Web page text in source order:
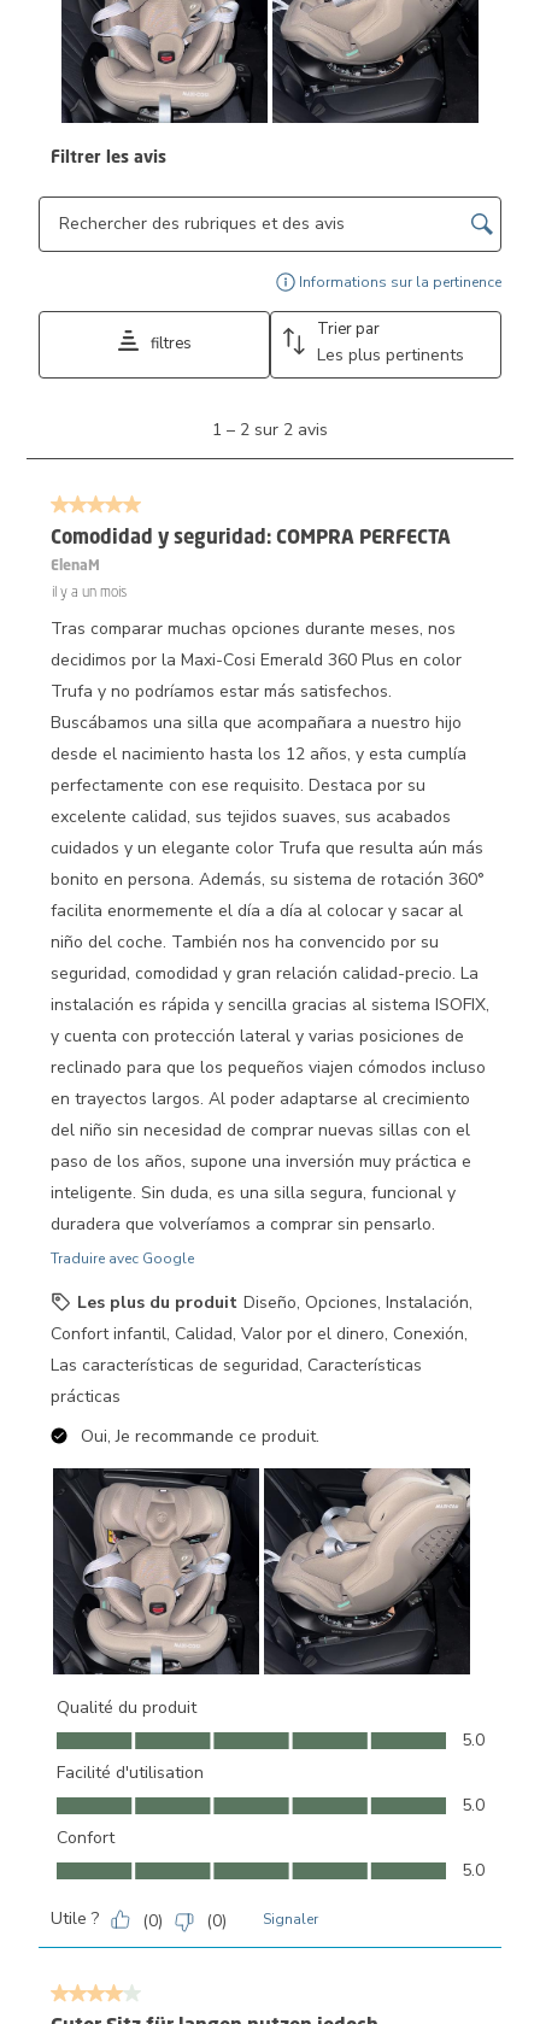
Filtrer les avis
Zone de recherche de sujet et d'avis
Informations sur la pertinence
filtres
Trier par
Les plus pertinents
2
avis.
1 – 2 sur 2 avis
5 sur 5 étoiles.
Comodidad y seguridad: COMPRA PERFECTA
ElenaM
il y a un mois
Tras comparar muchas opciones durante meses, nos
decidimos por la Maxi-Cosi Emerald 360 Plus en color
Trufa y no podríamos estar más satisfechos.
Buscábamos una silla que acompañara a nuestro hijo
desde el nacimiento hasta los 12 años, y esta cumplía
perfectamente con ese requisito. Destaca por su
excelente calidad, sus tejidos suaves, sus acabados
cuidados y un elegante color Trufa que resulta aún más
bonito en persona. Además, su sistema de rotación 360°
facilita enormemente el día a día al colocar y sacar al
niño del coche. También nos ha convencido por su
seguridad, comodidad y gran relación calidad-precio. La
instalación es rápida y sencilla gracias al sistema ISOFIX,
y cuenta con protección lateral y varias posiciones de
reclinado para que los pequeños viajen cómodos incluso
en trayectos largos. Al poder adaptarse al crecimiento
del niño sin necesidad de comprar nuevas sillas con el
paso de los años, supone una inversión muy práctica e
inteligente. Sin duda, es una silla segura, funcional y
duradera que volveríamos a comprar sin pensarlo.
Traduire avec Google
Les plus du produit Diseño, Opciones, Instalación,
Confort infantil, Calidad, Valor por el dinero, Conexión,
Las características de seguridad, Características
prácticas
Oui, Je recommande ce produit.
Qualité du produit
Qualité du produit, 5.0 sur 5
5.0
Facilité d'utilisation
Facilité d'utilisation, 5.0 sur 5
5.0
Confort
Confort, 5.0 sur 5
5.0
Utile ? (0) (0) Signaler
4 sur 5 étoiles.